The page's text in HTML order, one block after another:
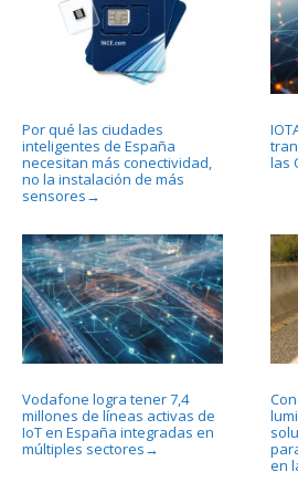
Por qué las ciudades
inteligentes de España
necesitan más conectividad,
no la instalación de más
sensores →
las
Vodafone logra tener 7,4
millones de líneas activas de
IoT en España integradas en
múltiples sectores →
en